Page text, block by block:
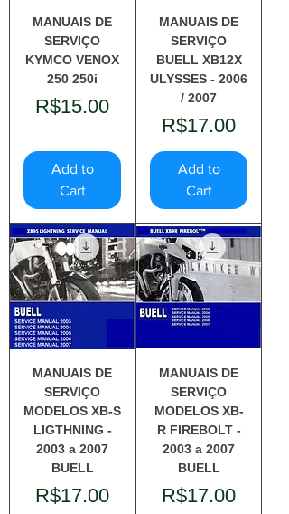
MANUAIS DE
SERVIÇO
KYMCO VENOX
250 250i
Price
R$15.00
Add to
Cart
MANUAIS DE
SERVIÇO
BUELL XB12X
ULYSSES - 2006
/ 2007
Price
R$17.00
Add to
Cart
MANUAIS DE
SERVIÇO
MODELOS XB-S
LIGTHNING -
2003 a 2007
BUELL
Price
R$17.00
MANUAIS DE
SERVIÇO
MODELOS XB-
R FIREBOLT -
2003 a 2007
BUELL
Price
R$17.00